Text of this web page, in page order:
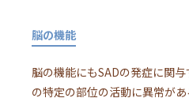
脳の機能
脳の機能にもSADの発症に関
の特定の部位の活動に異常が